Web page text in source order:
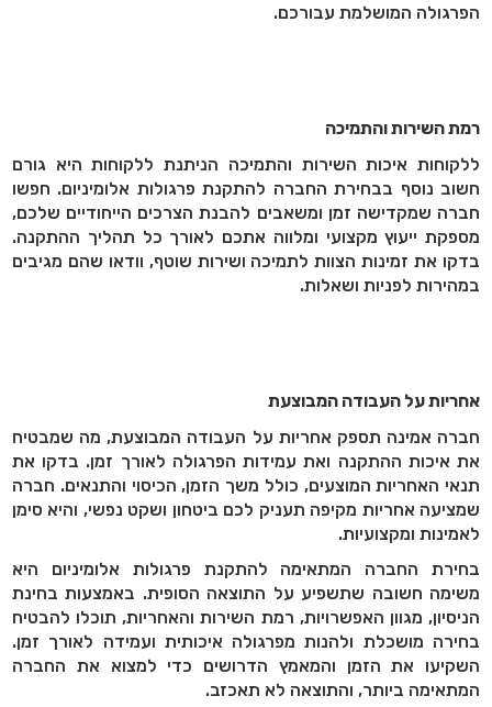
הפרגולה המושלמת עבורכם.
רמת השירות והתמיכה
ללקוחות איכות השירות והתמיכה הניתנת ללקוחות היא גורם
חשוב נוסף בבחירת החברה להתקנת פרגולות אלומיניום. חפשו
חברה שמקדישה זמן ומשאבים להבנת הצרכים הייחודיים שלכם,
מספקת ייעוץ מקצועי ומלווה אתכם לאורך כל תהליך ההתקנה.
בדקו את זמינות הצוות לתמיכה ושירות שוטף, וודאו שהם מגיבים
במהירות לפניות ושאלות.
אחריות על העבודה המבוצעת
חברה אמינה תספק אחריות על העבודה המבוצעת, מה שמבטיח
את איכות ההתקנה ואת עמידות הפרגולה לאורך זמן. בדקו את
תנאי האחריות המוצעים, כולל משך הזמן, הכיסוי והתנאים. חברה
שמציעה אחריות מקיפה תעניק לכם ביטחון ושקט נפשי, והיא סימן
לאמינות ומקצועיות.
בחירת החברה המתאימה להתקנת פרגולות אלומיניום היא
משימה חשובה שתשפיע על התוצאה הסופית. באמצעות בחינת
הניסיון, מגוון האפשרויות, רמת השירות והאחריות, תוכלו להבטיח
בחירה מושכלת ולהנות מפרגולה איכותית ועמידה לאורך זמן.
השקיעו את הזמן והמאמץ הדרושים כדי למצוא את החברה
המתאימה ביותר, והתוצאה לא תאכזב.